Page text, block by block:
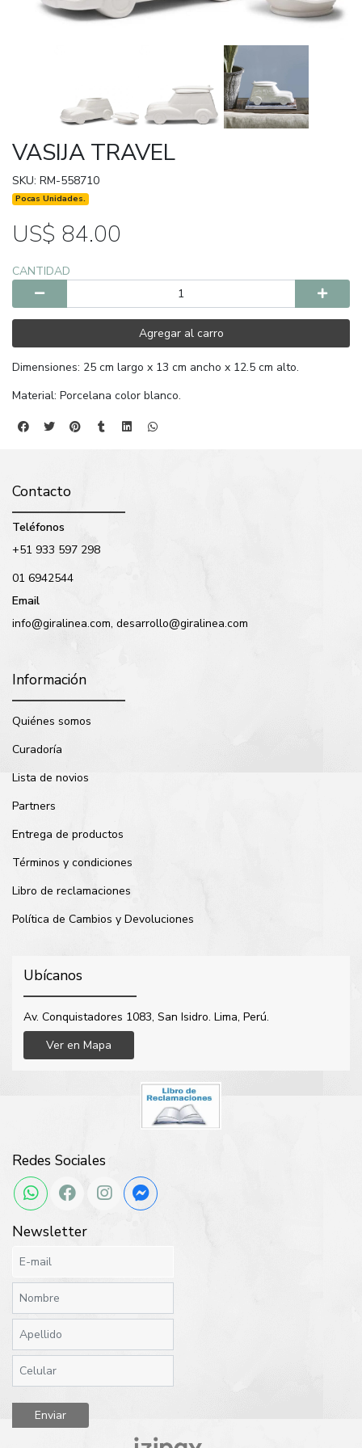
VASIJA TRAVEL
SKU: RM-558710
Pocas Unidades.
US$ 84.00
CANTIDAD
Agregar al carro
Dimensiones: 25 cm largo x 13 cm ancho x 12.5 cm alto.
Material: Porcelana color blanco.
Contacto
Teléfonos
+51 933 597 298
01 6942544
Email
info@giralinea.com, desarrollo@giralinea.com
Información
Quiénes somos
Curadoría
Lista de novios
Partners
Entrega de productos
Términos y condiciones
Libro de reclamaciones
Política de Cambios y Devoluciones
Ubícanos
Av. Conquistadores 1083, San Isidro. Lima, Perú.
Ver en Mapa
Redes Sociales
Newsletter
Enviar